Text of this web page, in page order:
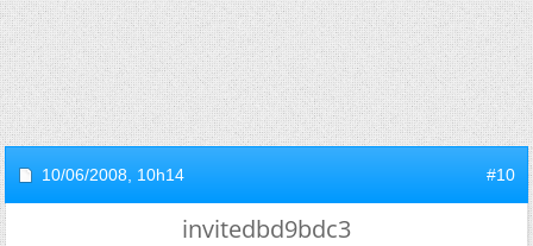
10/06/2008, 10h14 #10
invitedbd9bdc3